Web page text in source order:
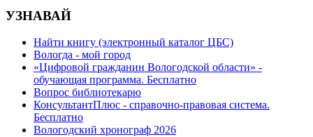
УЗНАВАЙ
Найти книгу (электронный каталог ЦБС)
Вологда - мой город
«Цифровой гражданин Вологодской области» -
обучающая программа. Бесплатно
Вопрос библиотекарю
КонсультантПлюс - справочно-правовая система.
Бесплатно
Вологодский хронограф 2026